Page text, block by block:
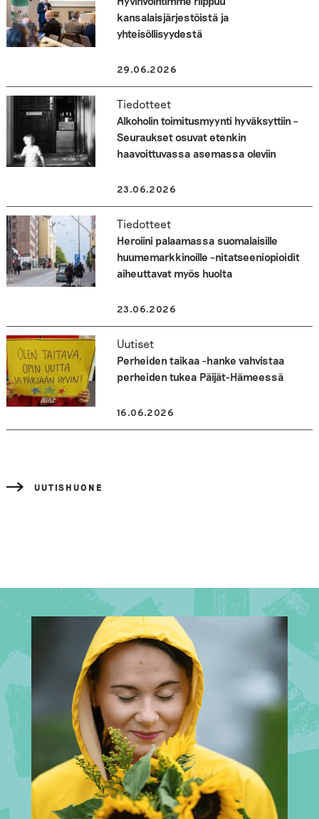
kansalaisjärjestöistä ja
yhteisöllisyydestä
29.06.2026
Tiedotteet
Alkoholin toimitusmyynti hyväksyttiin –
Seuraukset osuvat etenkin
haavoittuvassa asemassa oleviin
23.06.2026
Tiedotteet
Heroiini palaamassa suomalaisille
huumemarkkinoille –nitatseeniopioidit
aiheuttavat myös huolta
23.06.2026
Uutiset
Perheiden taikaa -hanke vahvistaa
perheiden tukea Päijät-Hämeessä
16.06.2026
UUTISHUONE